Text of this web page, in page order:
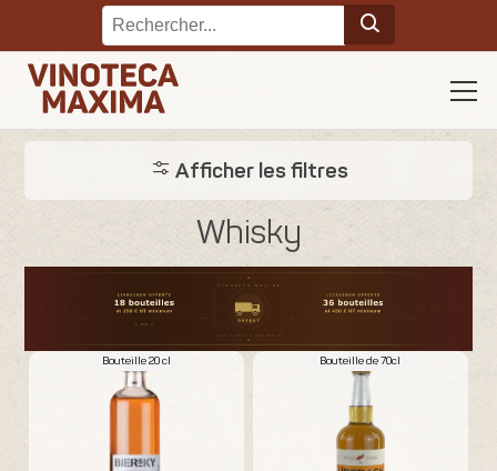
Afficher les filtres
Whisky
Bouteille 20 cl Bouteille de 70cl